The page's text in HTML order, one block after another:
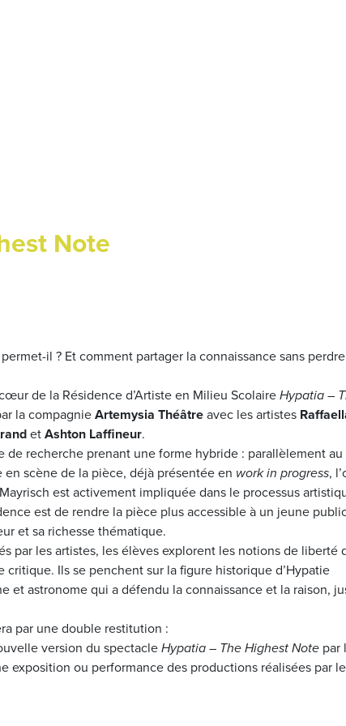
Note
il ? Et comment partager la connaissance sans
de la Résidence d’Artiste en Milieu Scolaire Hypatia –
la compagnie Artemysia Théâtre avec les artistes
et Ashton Laffineur.
de recherche prenant une forme hybride : parallèlement au
en scène de la pièce, déjà présentée en work in progress,
est activement impliquée dans le processus
est de rendre la pièce plus accessible à un jeune
et sa richesse thématique.
par les artistes, les élèves explorent les notions de liberté
critique. Ils se penchent sur la figure historique d’Hypatie
et astronome qui a défendu la connaissance et la raison,
par une double restitution :
version du spectacle Hypatia – The Highest Note par
exposition ou performance des productions réalisées par